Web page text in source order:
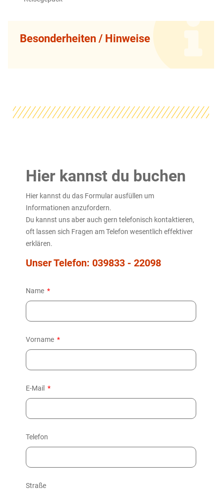
Besonderheiten / Hinweise
Hier kannst du buchen
Hier kannst du das Formular ausfüllen um
Informationen anzufordern.
Du kannst uns aber auch gern telefonisch kontaktieren,
oft lassen sich Fragen am Telefon wesentlich effektiver
erklären.
Unser Telefon: 039833 - 22098
Name
Vorname
E-Mail
Telefon
Straße